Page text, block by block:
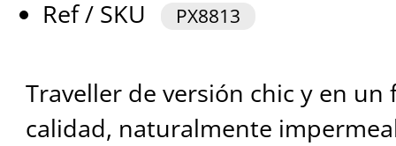
Ref / SKU PX8813
Traveller de versión chic y en
calidad, naturalmente